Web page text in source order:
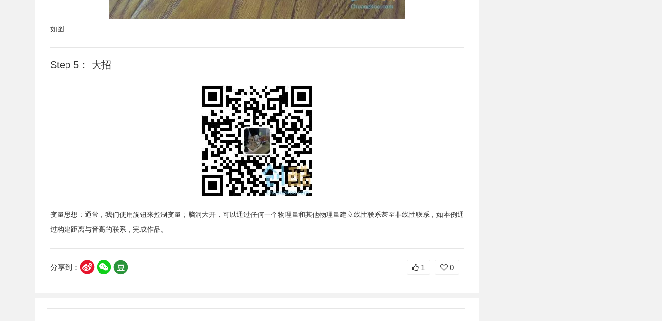
如图
Step 5： 大招
变量思想：通常，我们使用旋钮来控制变量；脑洞大开，可以通过任何一个物理量和其他物理量建立线性联系甚至非线性联系，如本例通
过构建距离与音高的联系，完成作品。
分享到： 0
1